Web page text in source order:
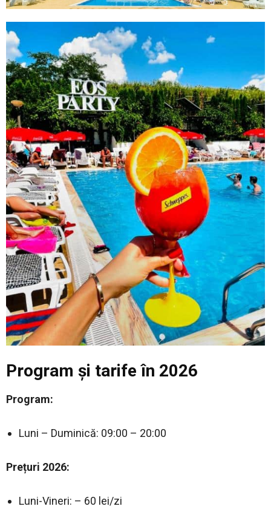
Program și tarife în 2026
Program:
Luni – Duminică: 09:00 – 20:00
Prețuri 2026:
Luni-Vineri: – 60 lei/zi